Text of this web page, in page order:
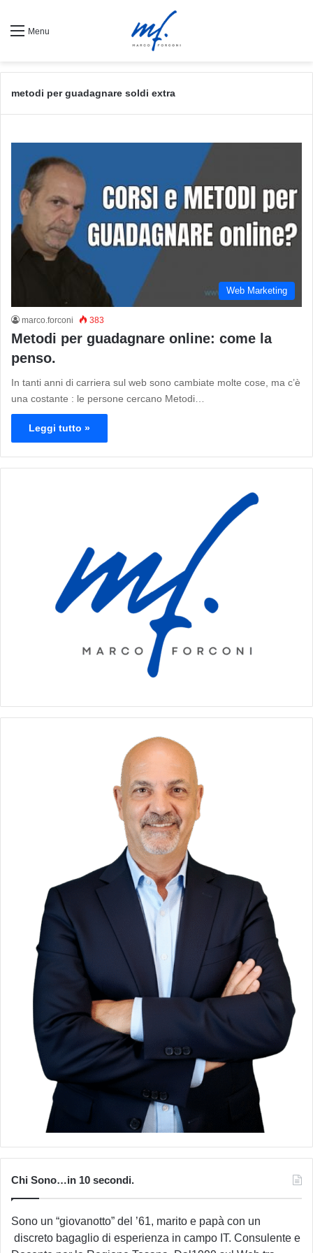
Menu
metodi per guadagnare soldi extra
Web Marketing
marco.forconi 383
Metodi per guadagnare online: come la
penso.
In tanti anni di carriera sul web sono cambiate molte cose, ma c’è
una costante : le persone cercano Metodi…
Leggi tutto »
Chi Sono…in 10 secondi.
Sono un “giovanotto” del ’61, marito e papà con un
discreto bagaglio di esperienza in campo IT. Consulente e